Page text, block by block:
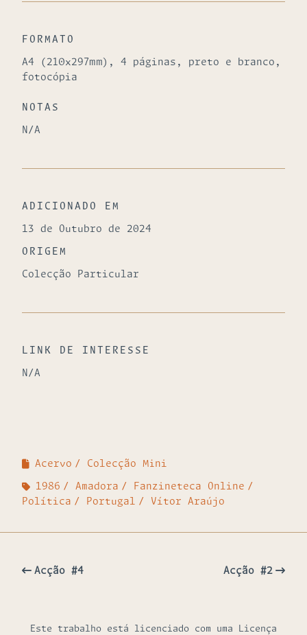
FORMATO
A4 (210x297mm), 4 páginas, preto e branco,
fotocópia
NOTAS
N/A
ADICIONADO EM
13 de Outubro de 2024
ORIGEM
Colecção Particular
LINK DE INTERESSE
N/A
Acervo Colecção Mini
1986 Amadora
Fanzineteca Online
Política
Portugal Vítor Araújo
Acção #4 Acção #2
Este trabalho está licenciado com uma Licença